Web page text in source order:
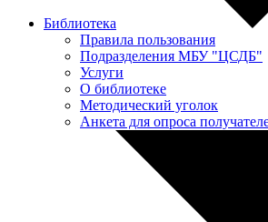
Библиотека
Правила пользования
Подразделения МБУ "ЦСДБ"
Услуги
О библиотеке
Методический уголок
Анкета для опроса